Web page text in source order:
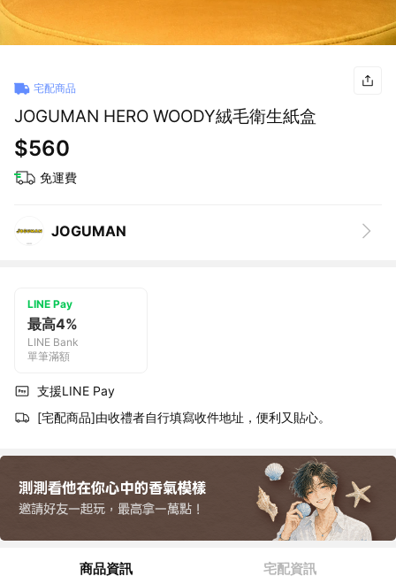
宅配商品
JOGUMAN HERO WOODY絨毛衛生紙盒
$560
免運費
JOGUMAN
LINE Pay
最高4%
LINE Bank
單筆滿額
支援LINE Pay
[宅配商品]由收禮者自行填寫收件地址，便利又貼心。
商品資訊 宅配資訊